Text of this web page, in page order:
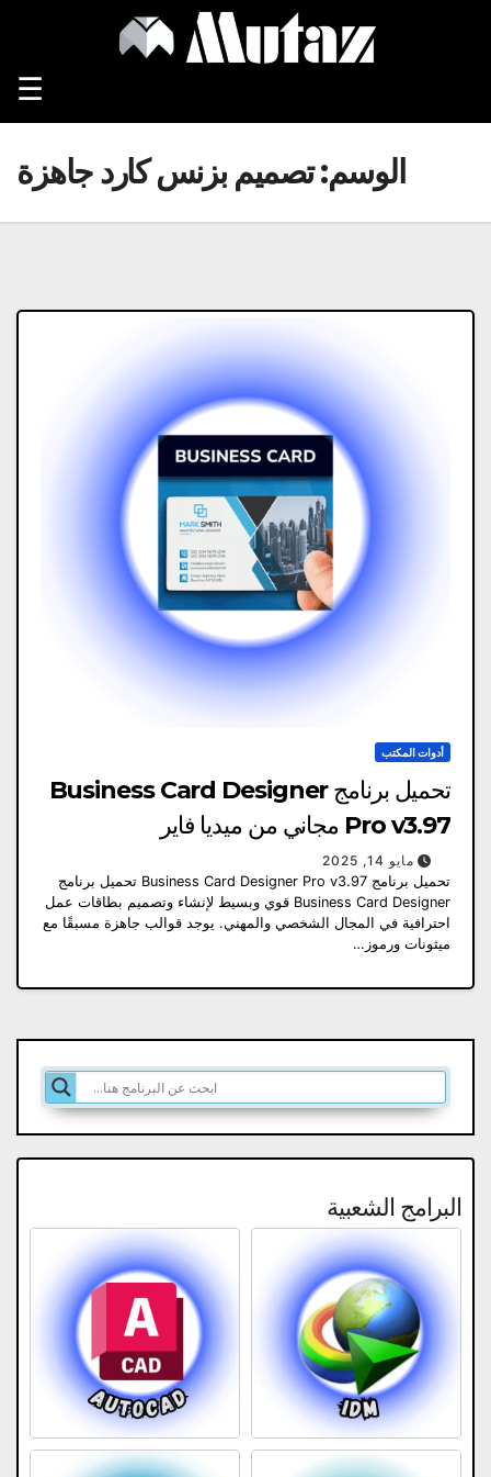
☰
الوسم:تصميم بزنس كارد جاهزة
أدوات المكتب
تحميل برنامج Business Card Designer
Pro v3.97 مجاني من ميديا ​​فاير
مايو 14, 2025
تحميل برنامج Business Card Designer Pro v3.97 تحميل برنامج
Business Card Designer قوي وبسيط لإنشاء وتصميم بطاقات عمل
احترافية في المجال الشخصي والمهني. يوجد قوالب جاهزة مسبقًا مع
ميثونات ورموز…
البرامج الشعبية